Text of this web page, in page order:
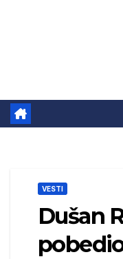
VESTI
Dušan